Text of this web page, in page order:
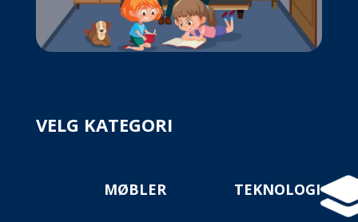
VELG KATEGORI
MØBLER TEKNOLOGI